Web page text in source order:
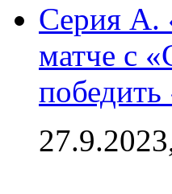
Серия А.
матче с